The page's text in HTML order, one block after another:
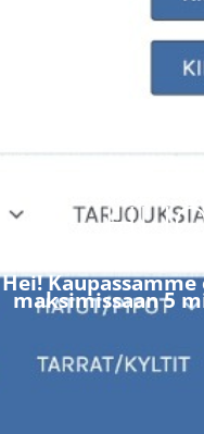
Hei!
maksimissaan 5